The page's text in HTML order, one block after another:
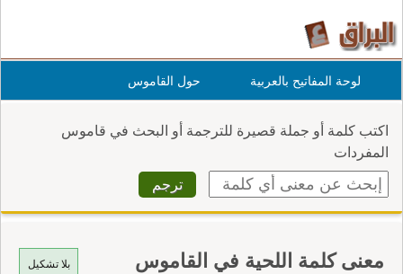
لوحة المفاتيح بالعربية حول القاموس
اكتب كلمة أو جملة قصيرة للترجمة أو البحث في قاموس
المفردات
بلا تشكيل معنى كلمة اللحية في القاموس